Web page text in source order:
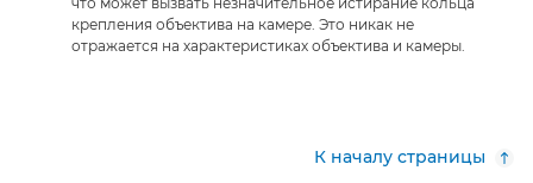
крепления объектива на камере. Это никак не
отражается на характеристиках объектива и камеры.
К началу страницы